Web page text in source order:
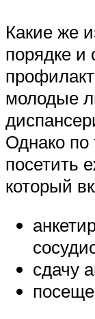
Какие же
порядке и
молодые
Однако по
посетить
который
сдачу